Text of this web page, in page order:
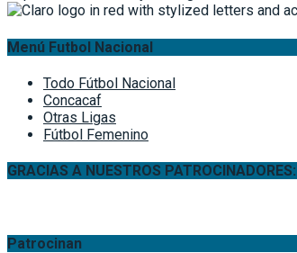
Menú Futbol Nacional
Todo Fútbol Nacional
Concacaf
Otras Ligas
Fútbol Femenino
GRACIAS A NUESTROS PATROCINADORES:
Patrocinan